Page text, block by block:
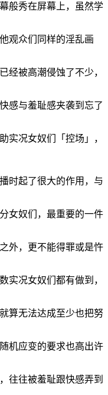
般秀在屏幕上，虽然学
观众们同样的淫乱画
经被高潮侵蚀了不少，
感与羞耻感夹袭到忘了
实况女奴们「控场」，
时起了很大的作用，与
女奴们，最重要的一件
外，更不能得罪或是忤
实况女奴们都有做到，
算无法达成至少也把努
机应变的要求也高出许
往往被羞耻跟快感弄到